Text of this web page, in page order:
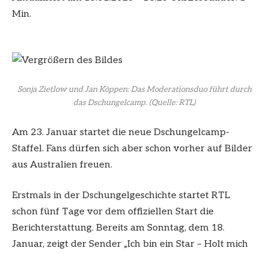
Min.
Sonja Zietlow und Jan Köppen: Das Moderationsduo führt durch
das Dschungelcamp. (Quelle: RTL)
Am 23. Januar startet die neue Dschungelcamp-
Staffel. Fans dürfen sich aber schon vorher auf Bilder
aus Australien freuen.
Erstmals in der Dschungelgeschichte startet RTL
schon fünf Tage vor dem offiziellen Start die
Berichterstattung. Bereits am Sonntag, dem 18.
Januar, zeigt der Sender „Ich bin ein Star – Holt mich